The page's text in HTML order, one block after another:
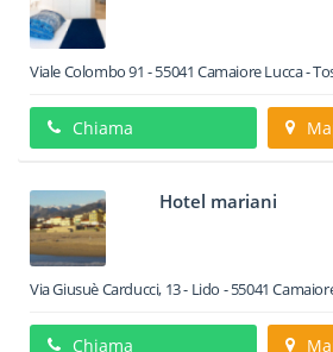
Viale Colombo 91 -55041 CamaioreLucca -
Chiama
Hotel mariani
Via Giusuè Carducci, 13 - Lido -55041
Chiama